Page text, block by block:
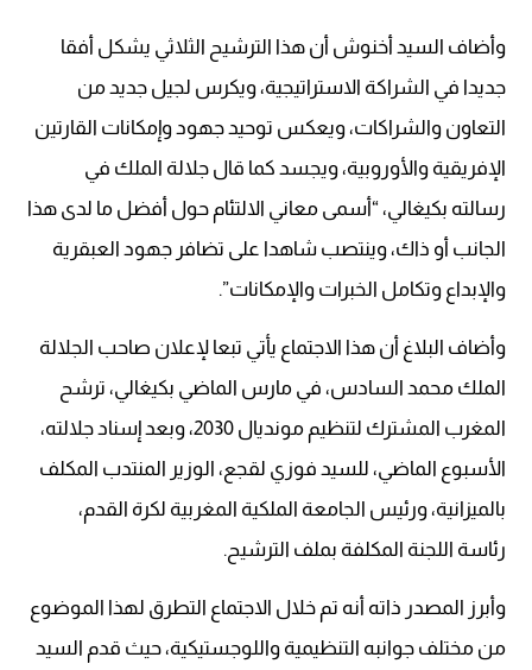
وأضاف السيد أخنوش أن هذا الترشيح الثلاثي يشكل أفقا
جديدا في الشراكة الاستراتيجية، ويكرس لجيل جديد من
التعاون والشراكات، ويعكس توحيد جهود وإمكانات القارتين
الإفريقية والأوروبية، ويجسد كما قال جلالة الملك في
رسالته بكيغالي، “أسمى معاني الالتئام حول أفضل ما لدى هذا
الجانب أو ذاك، وينتصب شاهدا على تضافر جهود العبقرية
والإبداع وتكامل الخبرات والإمكانات”.
وأضاف البلاغ أن هذا الاجتماع يأتي تبعا لإعلان صاحب الجلالة
الملك محمد السادس، في مارس الماضي بكيغالي، ترشح
المغرب المشترك لتنظيم مونديال 2030، وبعد إسناد جلالته،
الأسبوع الماضي، للسيد فوزي لقجع، الوزير المنتدب المكلف
بالميزانية، ورئيس الجامعة الملكية المغربية لكرة القدم،
رئاسة اللجنة المكلفة بملف الترشيح.
وأبرز المصدر ذاته أنه تم خلال الاجتماع التطرق لهذا الموضوع
من مختلف جوانبه التنظيمية واللوجستيكية، حيث قدم السيد